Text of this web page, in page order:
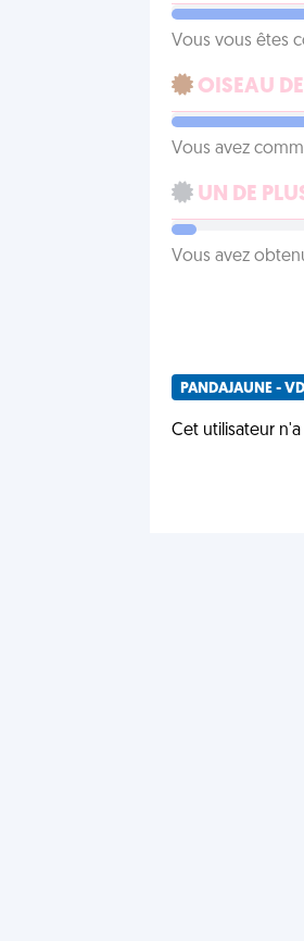
Vous vous êtes
OISEAU
Vous avez
UN DE
Vous avez
PANDAJAUNE -
Cet utilisateur